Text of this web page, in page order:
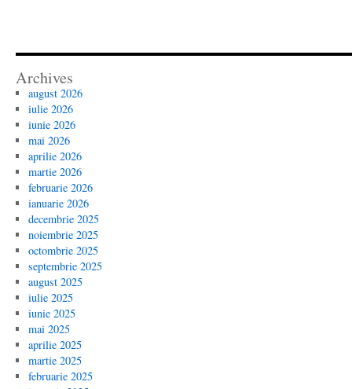
Archives
august 2026
iulie 2026
iunie 2026
mai 2026
aprilie 2026
martie 2026
februarie 2026
ianuarie 2026
decembrie 2025
noiembrie 2025
octombrie 2025
septembrie 2025
august 2025
iulie 2025
iunie 2025
mai 2025
aprilie 2025
martie 2025
februarie 2025